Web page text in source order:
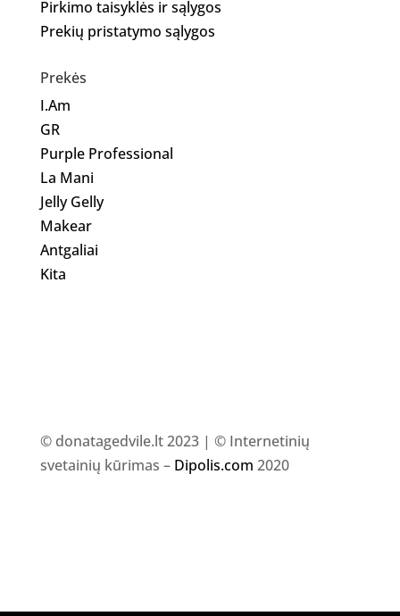
Pirkimo taisyklės ir sąlygos
Prekių pristatymo sąlygos
Prekės
I.Am
GR
Purple Professional
La Mani
Jelly Gelly
Makear
Antgaliai
Kita
© donatagedvile.lt 2023 | © Internetinių
svetainių kūrimas – Dipolis.com 2020